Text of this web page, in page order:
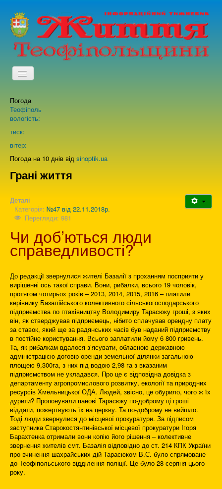
TPL_PROTOSTAR_TOGGLE_MENU
Про нас
Погода
Теофіполь
вологість:
тиск:
вітер:
Погода на 10 днів від sinoptik.ua
Грані життя
Деталі
Категорія: №47 від 22.11.2018р.
Перегляди: 981
Чи доб’ються люди
справедливості?
До редакції звернулися жителі Базалії з проханням посприяти у
вирішенні ось такої справи. Вони, рибалки, всього 19 чоловік,
протягом чотирьох років – 2013, 2014, 2015, 2016 – платили
керівнику Базалійського колективного сільськогосподарського
підприємства по птахівництву Володимиру Тарасюку гроші, з яких
він, як стверджував підприємець, нібито сплачував орендну плату
за ставок, який ще за радянських часів був наданий підприємству
в постійне користування. Всього заплатили йому 6 800 гривень.
Та, як рибалкам вдалося з’ясувати, обласною державною
адміністрацією договір оренди земельної ділянки загальною
площею 9,300га, з них під водою 2,98 га з вказаним
підприємством не укладався. Про це є відповідна довідка з
департаменту агропромислового розвитку, екології та природних
ресурсів Хмельницької ОДА. Людей, звісно, це обурило, чого ж їх
дурити? Пропонували панові Тарасюку по-доброму ці гроші
віддати, пожертвують їх на церкву. Та по-доброму не вийшло.
Тоді люди звернулися до місцевої прокуратури. За підписом
заступника Старокостянтинівської місцевої прокуратури Ігоря
Барахтенка отримали вони копію його рішення – колективне
звернення жителів смт. Базалія відповідно до ст. 214 КПК України
про вчинення шахрайських дій Тарасюком В.С. було спрямоване
до Теофіпольського відділення поліції. Це було 28 серпня цього
року.